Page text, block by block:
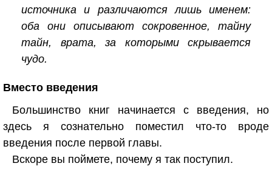
источника и различаются лишь именем:
оба они описывают сокровенное, тайну
тайн, врата, за которыми скрывается
чудо.
Вместо введения
Большинство книг начинается с введения, но
здесь я сознательно поместил что-то вроде
введения после первой главы.
Вскоре вы поймете, почему я так поступил.